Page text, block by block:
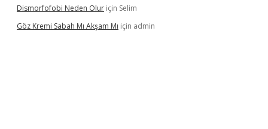
Dismorfofobi Neden Olur için Selim
Göz Kremi Sabah Mı Akşam Mı için admin